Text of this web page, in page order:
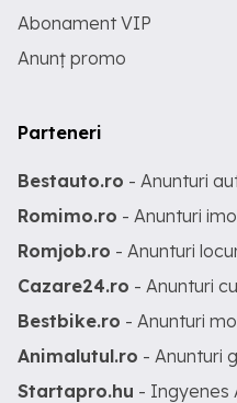
Abonament VIP
Anunț promo
Parteneri
Bestauto.ro - Anunturi
Romimo.ro - Anunturi
Romjob.ro - Anunturi
Cazare24.ro - Anunturi
Bestbike.ro - Anunturi
Animalutul.ro - Anunturi
Startapro.hu - Ingyenes